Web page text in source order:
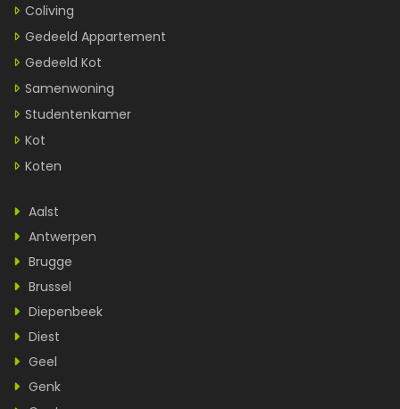
Coliving
Gedeeld Appartement
Gedeeld Kot
Samenwoning
Studentenkamer
Kot
Koten
Aalst
Antwerpen
Brugge
Brussel
Diepenbeek
Diest
Geel
Genk